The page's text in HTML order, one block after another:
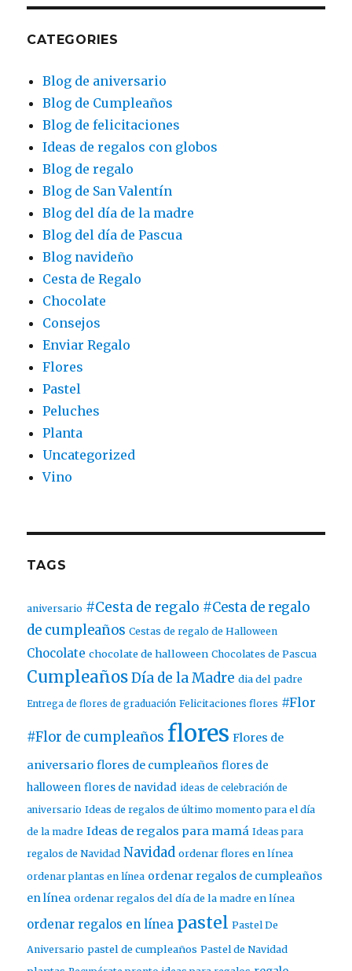
CATEGORIES
Blog de aniversario
Blog de Cumpleaños
Blog de felicitaciones
Ideas de regalos con globos
Blog de regalo
Blog de San Valentín
Blog del día de la madre
Blog del día de Pascua
Blog navideño
Cesta de Regalo
Chocolate
Consejos
Enviar Regalo
Flores
Pastel
Peluches
Planta
Uncategorized
Vino
TAGS
aniversario #Cesta de regalo #Cesta de regalo
de cumpleaños Cestas de regalo de Halloween
Chocolate chocolate de halloween Chocolates de Pascua
Cumpleaños Día de la Madre dia del padre
Entrega de flores de graduación Felicitaciones flores #Flor
#Flor de cumpleaños flores Flores de
aniversario flores de cumpleaños flores de
halloween flores de navidad ideas de celebración de
aniversario Ideas de regalos de último momento para el día
de la madre Ideas de regalos para mamá Ideas para
regalos de Navidad Navidad ordenar flores en línea
ordenar plantas en línea ordenar regalos de cumpleaños
en línea ordenar regalos del día de la madre en línea
ordenar regalos en línea pastel Pastel De
Aniversario pastel de cumpleaños Pastel de Navidad